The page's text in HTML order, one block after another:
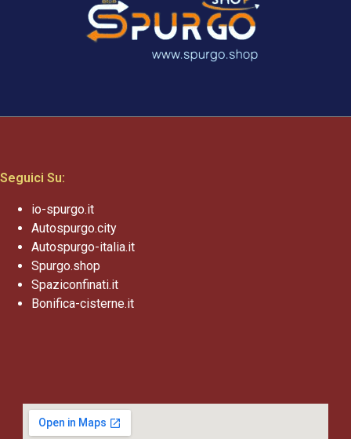
Seguici Su:
io-spurgo.it
Autospurgo.city
Autospurgo-italia.it
Spurgo.shop
Spaziconfinati.it
Bonifica-cisterne.it